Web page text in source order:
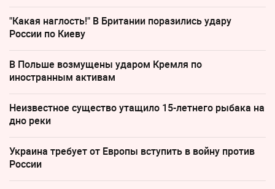
"Какая наглость!" В Британии поразились удару
России по Киеву
В Польше возмущены ударом Кремля по
иностранным активам
Неизвестное существо утащило 15-летнего рыбака на
дно реки
Украина требует от Европы вступить в войну против
России